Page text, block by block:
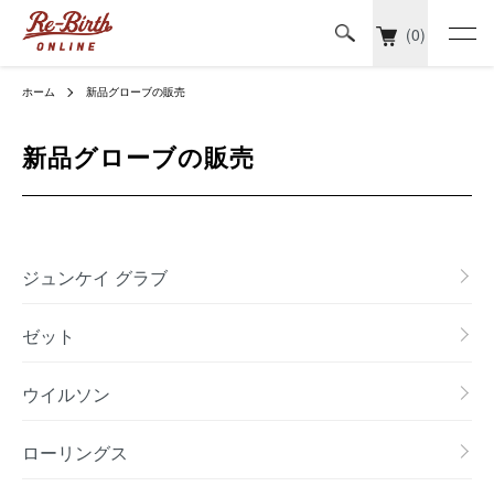
(0)
ホーム 新品グローブの販売
新品グローブの販売
ジュンケイ グラブ
ゼット
ウイルソン
ローリングス